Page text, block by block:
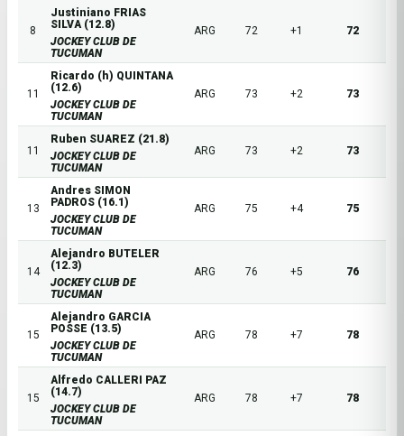
8
Justiniano FRIAS
SILVA (12.8)
JOCKEY CLUB DE
TUCUMAN
ARG 72 +1 72
11
Ricardo (h) QUINTANA
(12.6)
JOCKEY CLUB DE
TUCUMAN
ARG 73 +2 73
11
Ruben SUAREZ (21.8)
JOCKEY CLUB DE
TUCUMAN
ARG 73 +2 73
13
Andres SIMON
PADROS (16.1)
JOCKEY CLUB DE
TUCUMAN
ARG 75 +4 75
14
Alejandro BUTELER
(12.3)
JOCKEY CLUB DE
TUCUMAN
ARG 76 +5 76
15
Alejandro GARCIA
POSSE (13.5)
JOCKEY CLUB DE
TUCUMAN
ARG 78 +7 78
15
Alfredo CALLERI PAZ
(14.7)
JOCKEY CLUB DE
TUCUMAN
ARG 78 +7 78